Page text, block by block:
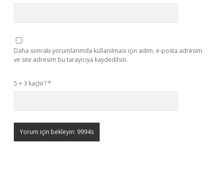
Daha sonraki yorumlarımda kullanılması için adım, e-posta adresim
ve site adresim bu tarayıcıya kaydedilsin.
5 + 3 kaçtır?*